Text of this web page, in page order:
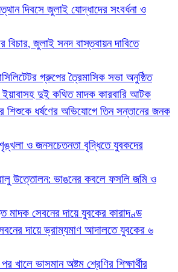
দিবসে জুলাই যোদ্ধাদের সংবর্ধনা ও
বিচার, জুলাই সনদ বাস্তবায়ন দাবিতে
গ্রুপের ত্রৈমাসিক সভা অনুষ্ঠিত
দুই কথিত মাদক কারবারি আটক
শিশুকে ধর্ষণের অভিযোগে তিন সন্তানের জনক
ও জনসচেতনতা বৃদ্ধিতে যুবকদের
উত্তোলন: ভাঙনের কবলে ফসলি জমি ও
মাদক সেবনের দায়ে যুবকের কারাদণ্ড
দায়ে ভ্রাম্যমাণ আদালতে যুবকের ৬
খালে ভাসমান অষ্টম শ্রেণির শিক্ষার্থীর